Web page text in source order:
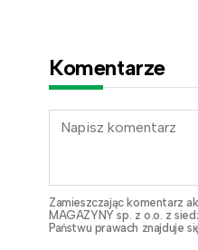
Komentarze
Zamieszczając komentarz
MAGAZYNY sp. z o.o. z
Państwu prawach znajduje